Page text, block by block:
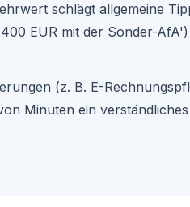
schlägt allgemeine
EUR mit der Sonder-
(z. B. E-
Minuten ein